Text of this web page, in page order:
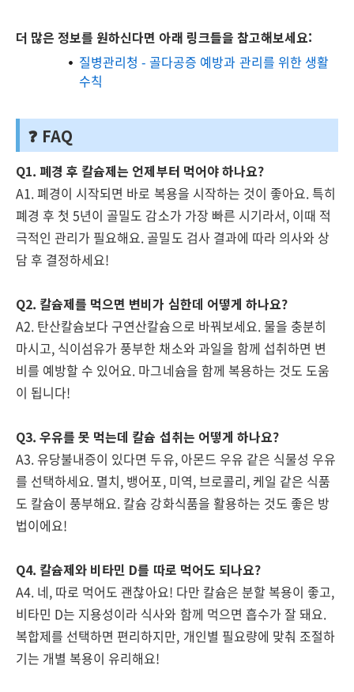
더 많은 정보를 원하신다면 아래 링크들을 참고해보세요:
질병관리청 - 골다공증 예방과 관리를 위한 생활
수칙
❓ FAQ
Q1. 폐경 후 칼슘제는 언제부터 먹어야 하나요?
A1. 폐경이 시작되면 바로 복용을 시작하는 것이 좋아요. 특히
폐경 후 첫 5년이 골밀도 감소가 가장 빠른 시기라서, 이때 적
극적인 관리가 필요해요. 골밀도 검사 결과에 따라 의사와 상
담 후 결정하세요!
Q2. 칼슘제를 먹으면 변비가 심한데 어떻게 하나요?
A2. 탄산칼슘보다 구연산칼슘으로 바꿔보세요. 물을 충분히
마시고, 식이섬유가 풍부한 채소와 과일을 함께 섭취하면 변
비를 예방할 수 있어요. 마그네슘을 함께 복용하는 것도 도움
이 됩니다!
Q3. 우유를 못 먹는데 칼슘 섭취는 어떻게 하나요?
A3. 유당불내증이 있다면 두유, 아몬드 우유 같은 식물성 우유
를 선택하세요. 멸치, 뱅어포, 미역, 브로콜리, 케일 같은 식품
도 칼슘이 풍부해요. 칼슘 강화식품을 활용하는 것도 좋은 방
법이에요!
Q4. 칼슘제와 비타민 D를 따로 먹어도 되나요?
A4. 네, 따로 먹어도 괜찮아요! 다만 칼슘은 분할 복용이 좋고,
비타민 D는 지용성이라 식사와 함께 먹으면 흡수가 잘 돼요.
복합제를 선택하면 편리하지만, 개인별 필요량에 맞춰 조절하
기는 개별 복용이 유리해요!